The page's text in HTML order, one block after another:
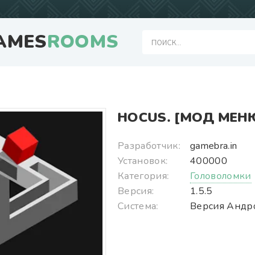
ROOMS
HOCUS. [МОД
Разработчик:
gamebra.in
Установок:
400000
Категория:
Головоломки
Версия:
1.5.5
Система:
Версия